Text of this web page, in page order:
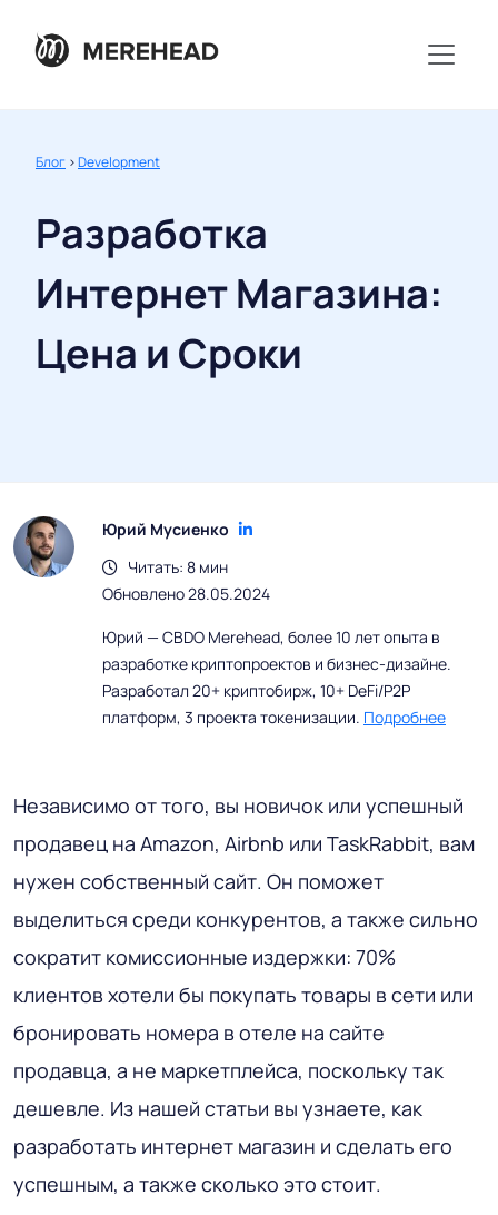
Блог >Development
Разработка
Интернет Магазина:
Цена и Сроки
Юрий Мусиенко
Читать: 8 мин
Обновлено 28.05.2024
Юрий — CBDO Merehead, более 10 лет опыта в
разработке криптопроектов и бизнес-дизайне.
Разработал 20+ криптобирж, 10+ DeFi/P2P
платформ, 3 проекта токенизации. Подробнее
Независимо от того, вы новичок или успешный
продавец на Amazon, Airbnb или TaskRabbit, вам
нужен собственный сайт. Он поможет
выделиться среди конкурентов, а также сильно
сократит комиссионные издержки: 70%
клиентов хотели бы покупать товары в сети или
бронировать номера в отеле на сайте
продавца, а не маркетплейса, поскольку так
дешевле. Из нашей статьи вы узнаете, как
разработать интернет магазин и сделать его
успешным, а также сколько это стоит.